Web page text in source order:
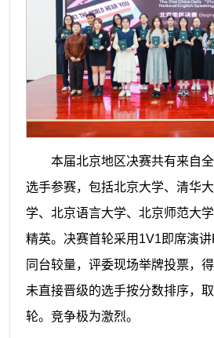
本届北京地区决赛共有来自
选手参赛，包括北京大学、清华
学、北京语言大学、北京师范大
精英。决赛首轮采用1V1即席演
同台较量，评委现场举牌投票，
未直接晋级的选手按分数排序，
轮。竞争极为激烈。